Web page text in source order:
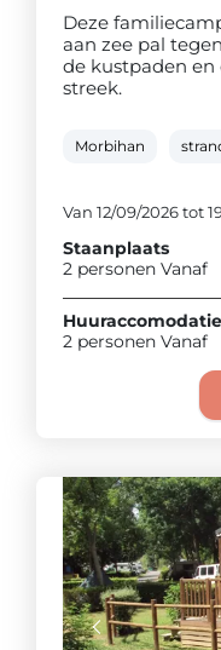
Deze
aan zee pal
de kustpaden en
streek.
Morbihan
Van 12/09/2026 tot
Staanplaats
2 personen Vanaf
2 personen Vanaf